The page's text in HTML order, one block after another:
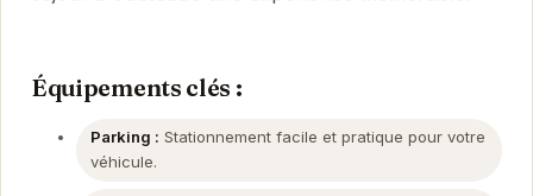
Équipements clés :
Parking : Stationnement facile et pratique pour votre
véhicule.